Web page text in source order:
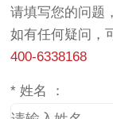
请填写您的问题
如有任何疑问，
400-6338168
* 姓名 ：